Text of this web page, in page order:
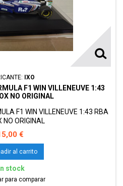
IXO
F1 WIN VILLENEUVE 1:43
NO ORIGINAL
F1 WIN VILLENEUVE 1:43 RBA
NO ORIGINAL
€
al carrito
stock
para comparar